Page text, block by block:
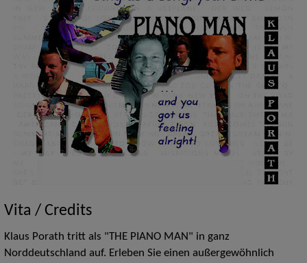
Vita / Credits
Klaus Porath tritt als "THE PIANO MAN" in ganz
Norddeutschland auf. Erleben Sie einen außergewöhnlich